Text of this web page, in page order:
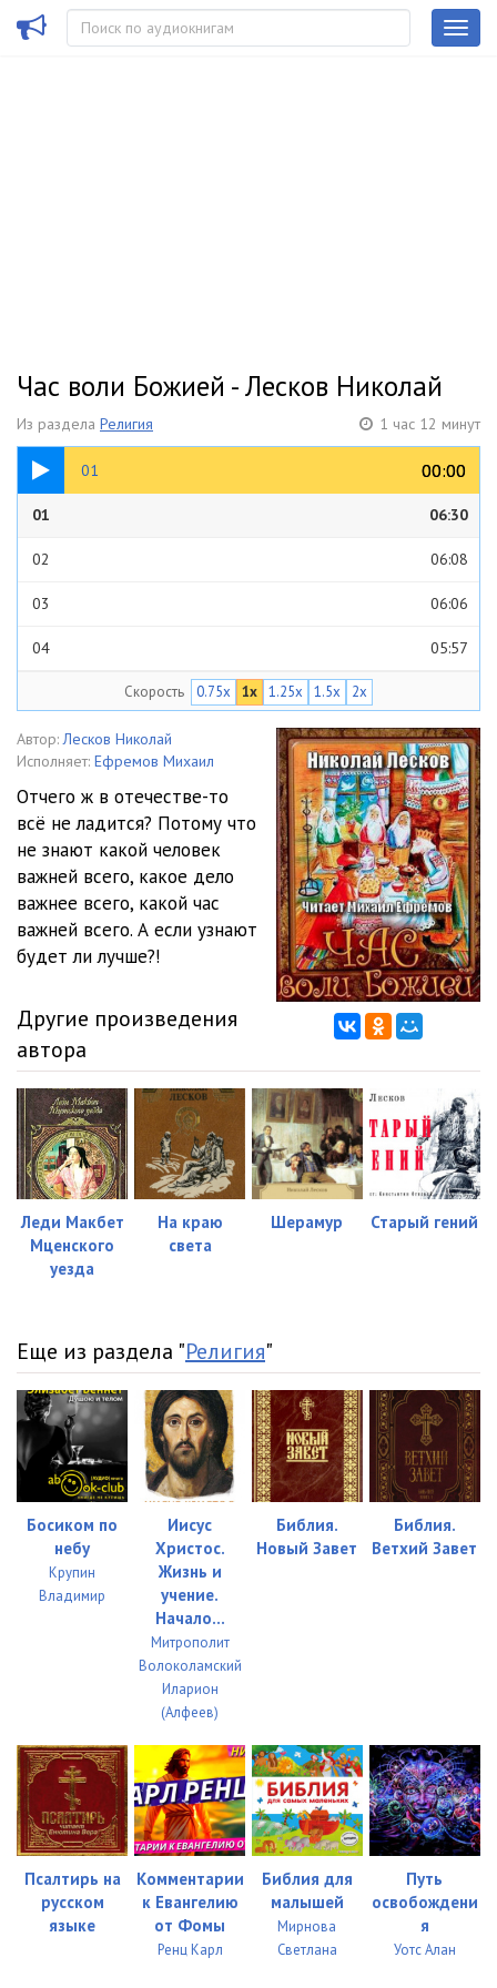
Час воли Божией - Лесков Николай
Из раздела Религия 1 час 12 минут
01 00:00
00:00
06:30
01 06:30
02 06:08
03 06:06
04 05:57
06 06:08
05:04
08 05:58
09 06:05
10 05:53
11 05:57
06:23
Скорость 0.75x 1x 1.25x 1.5x 2x
Автор: Лесков Николай
Исполняет: Ефремов Михаил
Отчего ж в отечестве-то
всё не ладится? Потому что
не знают какой человек
важней всего, какое дело
важнее всего, какой час
важней всего. А если узнают
будет ли лучше?!
Другие произведения
автора
Леди Макбет
Мценского
уезда
На краю
света
Шерамур Старый гений
Еще из раздела "Религия"
Босиком по
небу
Крупин
Владимир
Иисус
Христос.
Жизнь и
учение.
Начало...
Митрополит
Волоколамский
Иларион
(Алфеев)
Библия.
Новый Завет
Библия.
Ветхий Завет
Псалтирь на
русском
языке
Комментарии
к Евангелию
от Фомы
Ренц Карл
Библия для
малышей
Мирнова
Светлана
Путь
освобождени
я
Уотс Алан